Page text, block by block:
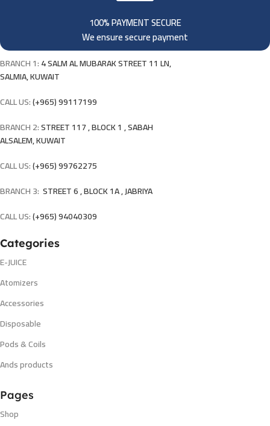
100% PAYMENT SECURE
We ensure secure payment
BRANCH 1:4 SALM AL MUBARAK STREET 11 LN,
SALMIA, KUWAIT
CALL US:(+965) 99117199
BRANCH 2:STREET 117 , BLOCK 1 , SABAH
ALSALEM, KUWAIT
CALL US:(+965) 99762275
BRANCH 3: STREET 6 , BLOCK 1A , JABRIYA
CALL US:(+965) 94040309
Categories
E-JUICE
Atomizers
Accessories
Disposable
Pods & Coils
Ands products
Pages
Shop